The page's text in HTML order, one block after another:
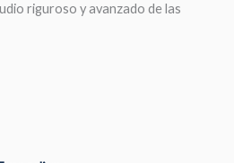
riguroso y avanzado de las